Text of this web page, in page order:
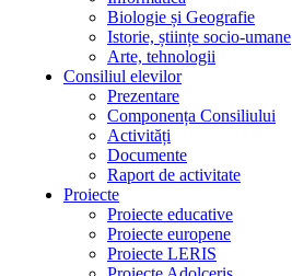
Biologie și Geografie
Istorie, științe socio-umane
Arte, tehnologii
Consiliul elevilor
Prezentare
Componența Consiliului
Activități
Documente
Raport de activitate
Proiecte
Proiecte educative
Proiecte europene
Proiecte LERIS